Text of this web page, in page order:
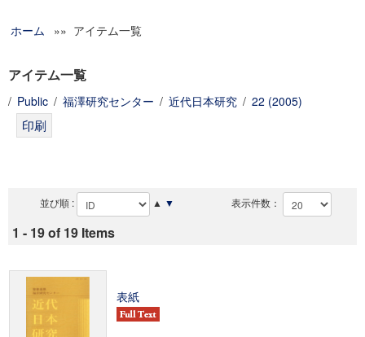
グローバルリサーチインスティテュート
科学研究費補助金研究成果報告書
慶應義塾大学グローバルCOEプログラム市民社会ガバナンス
ホーム »» アイテム一覧
アイテム一覧
/ Public / 福澤研究センター / 近代日本研究 / 22 (2005)
並び順 : ▲ ▼ 表示件数：
1 - 19 of 19 Items
表紙